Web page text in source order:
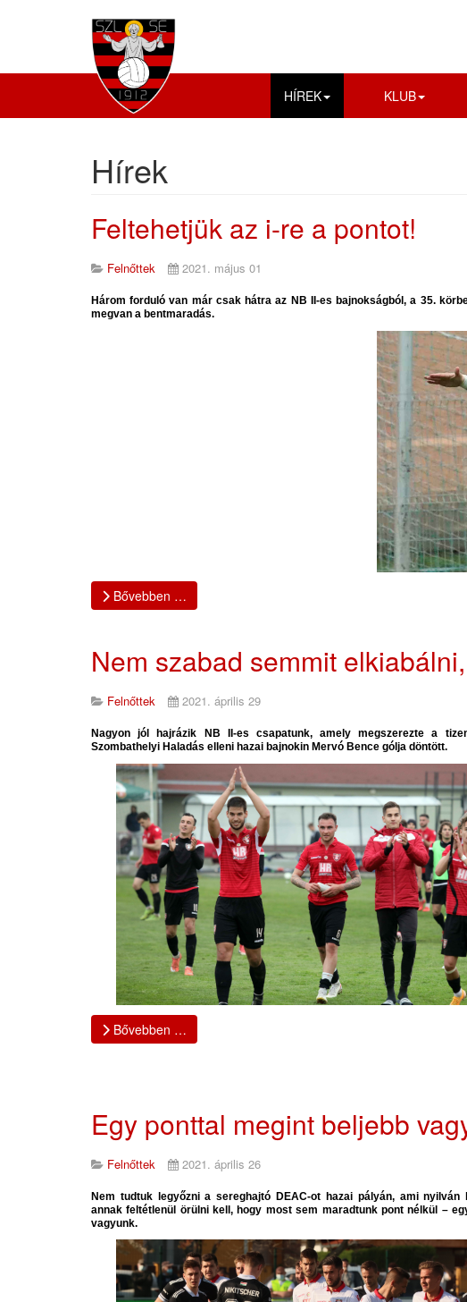
HÍREK KLUB
Hírek
Feltehetjük az i-re a pontot!
Felnőttek 2021. május 01
Három forduló van már csak hátra az NB II-es bajnokságból, a 35.
megvan a bentmaradás.
Bővebben …
Nem szabad semmit
Felnőttek 2021. április 29
Nagyon jól hajrázik NB II-es csapatunk, amely megszerezte a
Szombathelyi Haladás elleni hazai bajnokin Mervó Bence gólja döntött.
Bővebben …
Egy ponttal megint beljebb
Felnőttek 2021. április 26
Nem tudtuk legyőzni a sereghajtó DEAC-ot hazai pályán, ami nyilván
annak feltétlenül örülni kell, hogy most sem maradtunk pont nélkül –
vagyunk.